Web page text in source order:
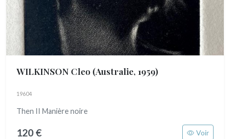
WILKINSON Cleo (Australie, 1959)
19604
Then II Manière noire
120 € Voir